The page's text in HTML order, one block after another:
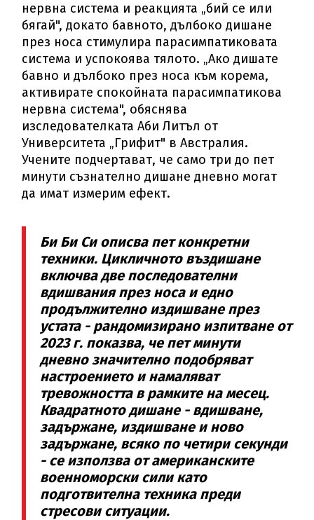
нервна система и реакцията „бий се или
бягай", докато бавното, дълбоко дишане
през носа стимулира парасимпатиковата
система и успокоява тялото. „Ако дишате
бавно и дълбоко през носа към корема,
активирате спокойната парасимпатикова
нервна система", обяснява
изследователката Аби Литъл от
Университета „Грифит" в Австралия.
Учените подчертават, че само три до пет
минути съзнателно дишане дневно могат
да имат измерим ефект.
Би Би Си описва пет конкретни
техники. Цикличното въздишане
включва две последователни
вдишвания през носа и едно
продължително издишване през
устата - рандомизирано изпитване от
2023 г. показва, че пет минути
дневно значително подобряват
настроението и намаляват
тревожността в рамките на месец.
Квадратното дишане - вдишване,
задържане, издишване и ново
задържане, всяко по четири секунди
- се използва от американските
военноморски сили като
подготвителна техника преди
стресови ситуации.